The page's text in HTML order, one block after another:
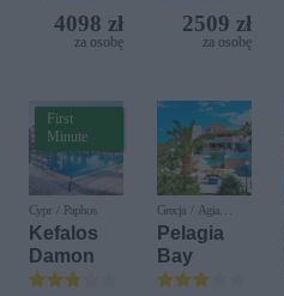
Resort
4098 zł
za osobę
2509 zł
za osobę
First
Minute
Cypr / Paphos
Kefalos
Damon
Grecja / Agia
Pelagia
Pelagia
Bay